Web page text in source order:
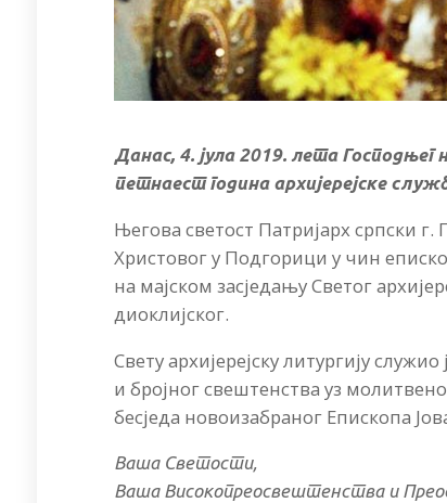
Данас, 4. јула 2019. лета
петнаест година архијерејске
Његова светост Патријарх српски
Христовог у Подгорици у чин
на мајском засједању Светог
диоклијског.
Свету архијерејску литургију
и бројног свештенства уз
бесједа новоизабраног Епископа
Ваша Светости,
Ваша Високопреосвештенства и